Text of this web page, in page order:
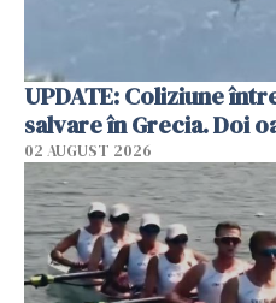
UPDATE: Coliziune
salvare în Grecia. Doi
02 AUGUST 2026